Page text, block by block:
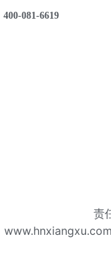
400-081-6619
责
www.hnxiangxu.com